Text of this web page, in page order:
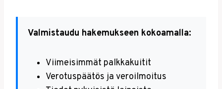
Valmistaudu hakemukseen kokoamalla:
Viimeisimmät palkkakuitit
Verotuspäätös ja veroilmoitus